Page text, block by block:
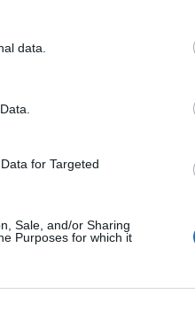
data.
for Targeted
Sale, and/or Sharing
Purposes for which it
ore passate
abbiamo
responsabilità.